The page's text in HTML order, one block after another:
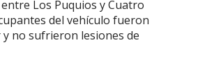
Los Puquios y Cuatro
del vehículo fueron
no sufrieron lesiones de